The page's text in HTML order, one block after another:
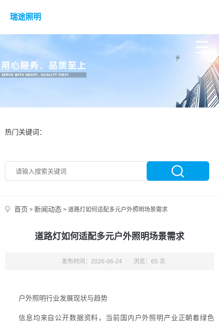
瑞途照明
热门关键词：
首页 > 新闻动态 > 道路灯如何适配多元户外照明场景需求
道路灯如何适配多元户外照明场景需求
发布时间：2026-06-24 浏览：65 次
户外照明行业发展现状与趋势
信息均来自公开数据资料，当前国内户外照明产业正朝着绿色